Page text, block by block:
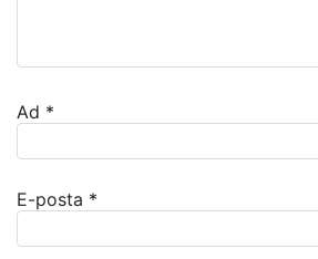
Ad *
E-posta *